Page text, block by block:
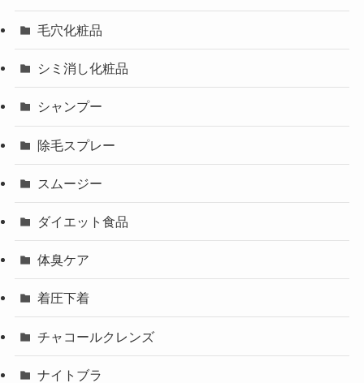
毛穴化粧品
シミ消し化粧品
シャンプー
除毛スプレー
スムージー
ダイエット食品
体臭ケア
着圧下着
チャコールクレンズ
ナイトブラ